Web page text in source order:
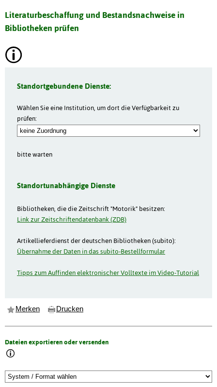
Literaturbeschaffung und Bestandsnachweise in
Bibliotheken prüfen
Standortgebundene Dienste:
Wählen Sie eine Institution, um dort die Verfügbarkeit zu
prüfen:
bitte warten
Standortunabhängige Dienste
Bibliotheken, die die Zeitschrift "Motorik" besitzen:
Link zur Zeitschriftendatenbank (ZDB)
Artikellieferdienst der deutschen Bibliotheken (subito):
Übernahme der Daten in das subito-Bestellformular
Tipps zum Auffinden elektronischer Volltexte im Video-Tutorial
Merken Drucken
Dateien exportieren oder versenden